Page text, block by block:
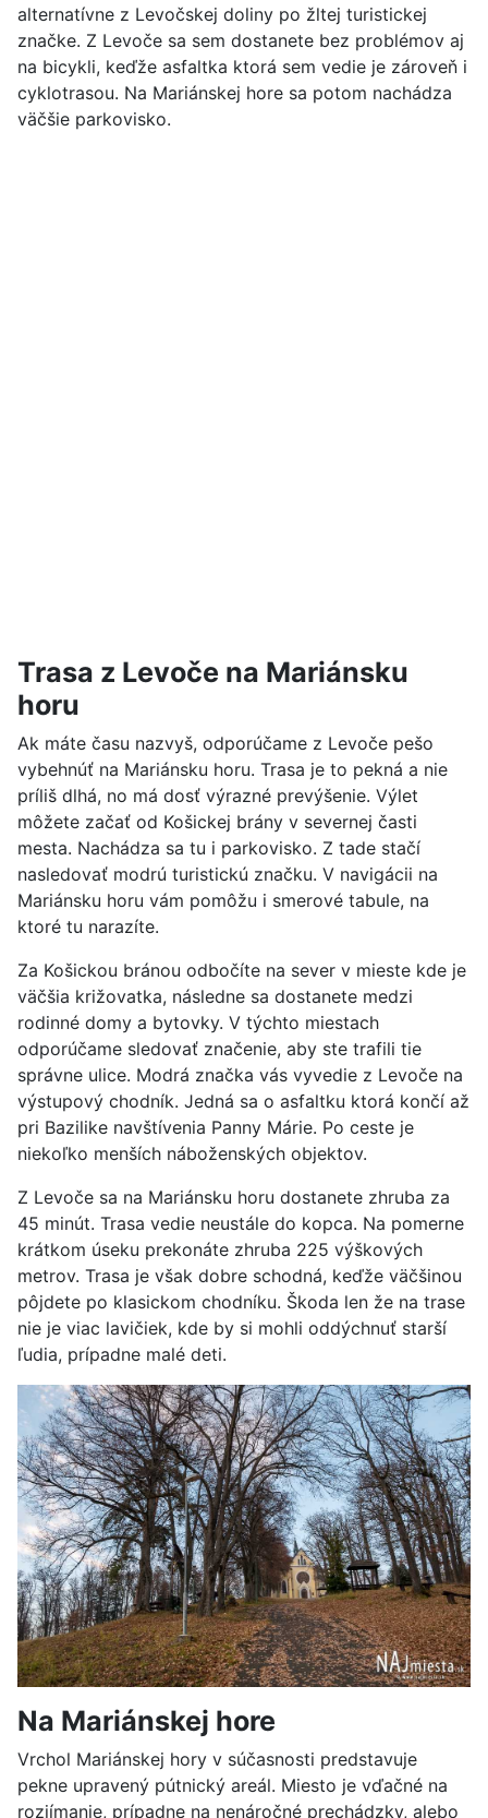
alternatívne z Levočskej doliny po žltej turistickej
značke. Z Levoče sa sem dostanete bez problémov aj
na bicykli, keďže asfaltka ktorá sem vedie je zároveň i
cyklotrasou. Na Mariánskej hore sa potom nachádza
väčšie parkovisko.
Trasa z Levoče na Mariánsku
horu
Ak máte času nazvyš, odporúčame z Levoče pešo
vybehnúť na Mariánsku horu. Trasa je to pekná a nie
príliš dlhá, no má dosť výrazné prevýšenie. Výlet
môžete začať od Košickej brány v severnej časti
mesta. Nachádza sa tu i parkovisko. Z tade stačí
nasledovať modrú turistickú značku. V navigácii na
Mariánsku horu vám pomôžu i smerové tabule, na
ktoré tu narazíte.
Za Košickou bránou odbočíte na sever v mieste kde je
väčšia križovatka, následne sa dostanete medzi
rodinné domy a bytovky. V týchto miestach
odporúčame sledovať značenie, aby ste trafili tie
správne ulice. Modrá značka vás vyvedie z Levoče na
výstupový chodník. Jedná sa o asfaltku ktorá končí až
pri Bazilike navštívenia Panny Márie. Po ceste je
niekoľko menších náboženských objektov.
Z Levoče sa na Mariánsku horu dostanete zhruba za
45 minút. Trasa vedie neustále do kopca. Na pomerne
krátkom úseku prekonáte zhruba 225 výškových
metrov. Trasa je však dobre schodná, keďže väčšinou
pôjdete po klasickom chodníku. Škoda len že na trase
nie je viac lavičiek, kde by si mohli oddýchnuť starší
ľudia, prípadne malé deti.
Na Mariánskej hore
Vrchol Mariánskej hory v súčasnosti predstavuje
pekne upravený pútnický areál. Miesto je vďačné na
rozjímanie, prípadne na nenáročné prechádzky, alebo